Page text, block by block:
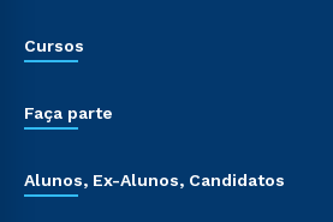
Cursos
Faça parte
Alunos, Ex-Alunos, Candidatos